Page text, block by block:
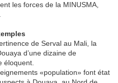
les forces de la MINUSMA,
de Serval au Mali, la
d’une dizaine de
éloquent.
«population» font état